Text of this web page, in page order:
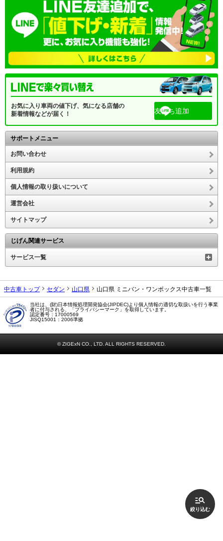
絞り込む
お気に入り車両の値下げ、気になる店舗の
新着情報などが届く！
友だち追加
サポートメニュー
お問い合わせ
利用規約
個人情報の取り扱いについて
運営会社
サイトマップ
じげん関連サービス
サービス一覧
中古車トップ セダン 山口県 山口県 ミニバン・ワンボックス中古車一覧
当社は、(財)日本情報処理開発協会(JIPDEC)より個人情報の適切な取扱いを行う事業
者に付与される、「プライバシーマーク」を取得しています。
認定番号：17000569
JISQ15001：2006準拠
© ZIGExN CO., LTD. ALL RIGHTS RESERVED.